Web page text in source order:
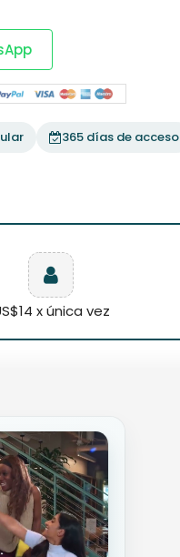
365 días de acceso
x única vez